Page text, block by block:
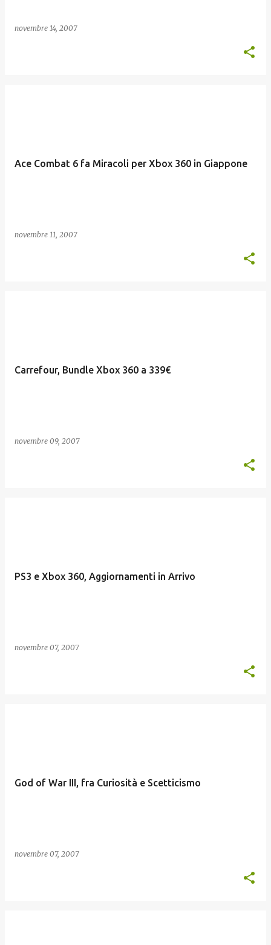
novembre 14, 2007
Ace Combat 6 fa Miracoli per Xbox 360 in Giappone
novembre 11, 2007
Carrefour, Bundle Xbox 360 a 339€
novembre 09, 2007
PS3 e Xbox 360, Aggiornamenti in Arrivo
novembre 07, 2007
God of War III, fra Curiosità e Scetticismo
novembre 07, 2007